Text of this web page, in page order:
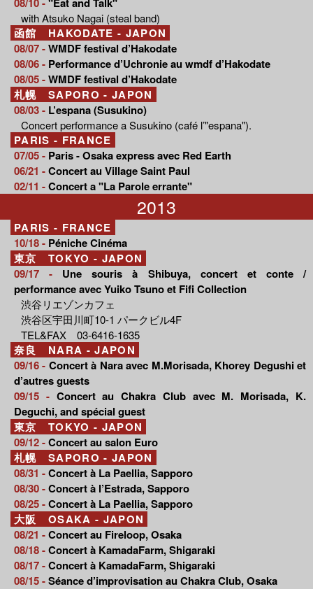
with Atsuko Nagai (steal band)
函館 HAKODATE - JAPON
08/07 -WMDF festival d’Hakodate
08/06 - Performance d’Uchronie au wmdf d’Hakodate
08/05 -WMDF festival d’Hakodate
札幌 SAPORO - JAPON
08/03 - L’espana (Susukino)
Concert performance a Susukino (café l’"espana").
PARIS - FRANCE
07/05 - Paris - Osaka express avec Red Earth
06/21 -Concert au Village Saint Paul
02/11 -Concert a "La Parole errante"
2013
PARIS - FRANCE
10/18 - Péniche Cinéma
東京 TOKYO - JAPON
09/17 - Une souris à Shibuya, concert et conte /
performance avec Yuiko Tsuno et Fifi Collection
渋谷リエゾンカフェ
渋谷区宇田川町10-1 パークビル4F
TEL&FAX 03-6416-1635
奈良 NARA - JAPON
09/16 - Concert à Nara avec M.Morisada, Khorey Degushi et
d’autres guests
09/15 - Concert au Chakra Club avec M. Morisada, K.
Deguchi, and spécial guest
東京 TOKYO - JAPON
09/12 -Concert au salon Euro
札幌 SAPORO - JAPON
08/31 -Concert à La Paellia, Sapporo
08/30 -Concert à l’Estrada, Sapporo
08/25 -Concert à La Paellia, Sapporo
大阪 OSAKA - JAPON
08/21 -Concert au Fireloop, Osaka
08/18 -Concert à KamadaFarm, Shigaraki
08/17 -Concert à KamadaFarm, Shigaraki
08/15 -Séance d’improvisation au Chakra Club, Osaka